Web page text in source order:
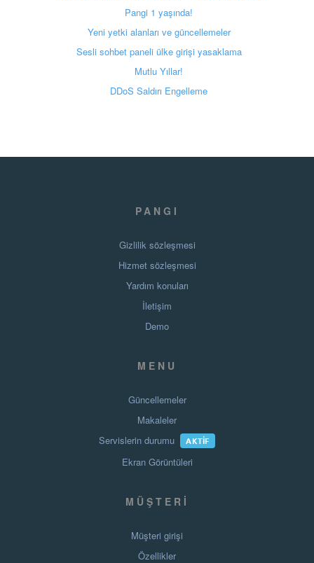
Pangi 1 yaşında!
Yeni yetki alanları ve güncellemeler
Sesli sohbet paneli ülke girişi yasaklama
Mutlu Yıllar!
DDoS Saldırı Engelleme
PANGI
Gizlilik sözleşmesi
Hizmet sözleşmesi
Yardım konuları
İletişim
Demo
MENU
Güncellemeler
Makaleler
Servislerin durumu
AKTIF
Ekran Görüntüleri
MÜŞTERI
Müşteri girişi
Özellikler